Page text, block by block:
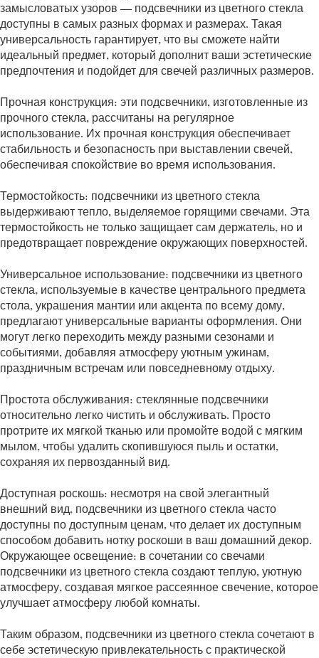
замысловатых узоров — подсвечники из цветного стекла
доступны в самых разных формах и размерах. Такая
универсальность гарантирует, что вы сможете найти
идеальный предмет, который дополнит ваши эстетические
предпочтения и подойдет для свечей различных размеров.
Прочная конструкция: эти подсвечники, изготовленные из
прочного стекла, рассчитаны на регулярное
использование. Их прочная конструкция обеспечивает
стабильность и безопасность при выставлении свечей,
обеспечивая спокойствие во время использования.
Термостойкость: подсвечники из цветного стекла
выдерживают тепло, выделяемое горящими свечами. Эта
термостойкость не только защищает сам держатель, но и
предотвращает повреждение окружающих поверхностей.
Универсальное использование: подсвечники из цветного
стекла, используемые в качестве центрального предмета
стола, украшения мантии или акцента по всему дому,
предлагают универсальные варианты оформления. Они
могут легко переходить между разными сезонами и
событиями, добавляя атмосферу уютным ужинам,
праздничным встречам или повседневному отдыху.
Простота обслуживания: стеклянные подсвечники
относительно легко чистить и обслуживать. Просто
протрите их мягкой тканью или промойте водой с мягким
мылом, чтобы удалить скопившуюся пыль и остатки,
сохраняя их первозданный вид.
Доступная роскошь: несмотря на свой элегантный
внешний вид, подсвечники из цветного стекла часто
доступны по доступным ценам, что делает их доступным
способом добавить нотку роскоши в ваш домашний декор.
Окружающее освещение: в сочетании со свечами
подсвечники из цветного стекла создают теплую, уютную
атмосферу, создавая мягкое рассеянное свечение, которое
улучшает атмосферу любой комнаты.
Таким образом, подсвечники из цветного стекла сочетают в
себе эстетическую привлекательность с практической